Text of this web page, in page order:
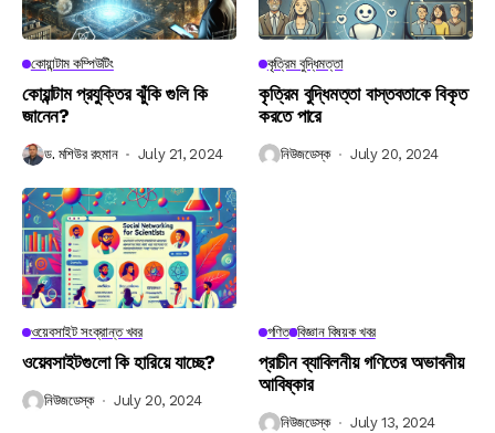
কোয়ান্টাম কম্পিউটিং
কোয়ান্টাম প্রযুক্তির ঝুঁকি গুলি কি
জানেন?
ড. মশিউর রহমান July 21, 2024
কৃত্রিম বুদ্ধিমত্তা
কৃত্রিম বুদ্ধিমত্তা বাস্তবতাকে বিকৃত
করতে পারে
নিউজডেস্ক July 20, 2024
ওয়েবসাইট সংক্রান্ত খবর
ওয়েবসাইটগুলো কি হারিয়ে যাচ্ছে?
নিউজডেস্ক July 20, 2024
গণিত বিজ্ঞান বিষয়ক খবর
প্রাচীন ব্যাবিলনীয় গণিতের অভাবনীয়
আবিষ্কার
নিউজডেস্ক July 13, 2024